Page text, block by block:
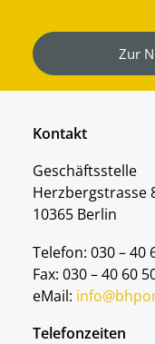
Zur
Kontakt
Geschäftsstelle
Herzbergstrasse
10365 Berlin
Telefon: 030 – 40
Fax: 030 – 40 60
eMail:
Telefonzeiten